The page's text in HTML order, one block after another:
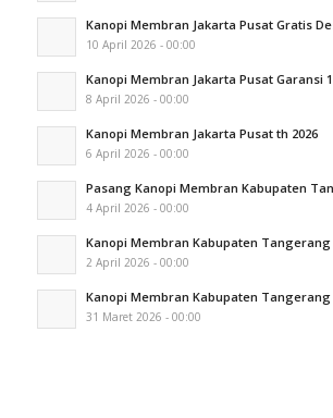
Kanopi Membran Jakarta Pusat Gratis
10 April 2026 - 00:00
Kanopi Membran Jakarta Pusat Garansi
8 April 2026 - 00:00
Kanopi Membran Jakarta Pusat th 2026
6 April 2026 - 00:00
Pasang Kanopi Membran Kabupaten
4 April 2026 - 00:00
Kanopi Membran Kabupaten Tangerang
2 April 2026 - 00:00
Kanopi Membran Kabupaten Tangerang
31 Maret 2026 - 00:00